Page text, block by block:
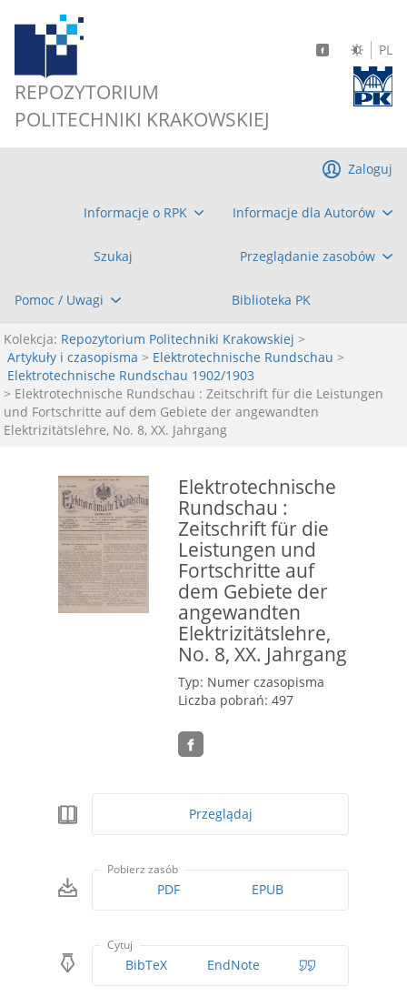
REPOZYTORIUM
POLITECHNIKI KRAKOWSKIEJ
PL
Informacje o RPK Informacje dla Autorów
Szukaj Przeglądanie zasobów
Pomoc / Uwagi Biblioteka PK
Zaloguj
Kolekcja: Repozytorium Politechniki Krakowskiej >
Artykuły i czasopisma > Elektrotechnische Rundschau >
Elektrotechnische Rundschau 1902/1903
> Elektrotechnische Rundschau : Zeitschrift für die Leistungen
und Fortschritte auf dem Gebiete der angewandten
Elektrizitätslehre, No. 8, XX. Jahrgang
Elektrotechnische
Rundschau :
Zeitschrift für die
Leistungen und
Fortschritte auf
dem Gebiete der
angewandten
Elektrizitätslehre,
No. 8, XX. Jahrgang
Typ: Numer czasopisma
Liczba pobrań: 497
Przeglądaj
Pobierz zasób
PDF EPUB
Cytuj
BibTeX EndNote